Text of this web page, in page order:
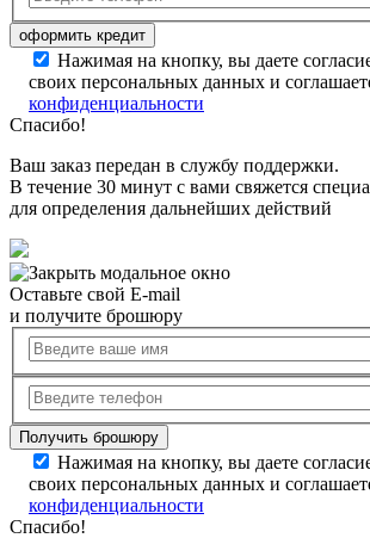
Нажимая на кнопку, вы даете
своих персональных данных и
конфиденциальности
Спасибо!
Ваш заказ передан в службу поддержки.
В течение 30 минут с вами свяжется
для определения дальнейших действий
Оставьте свой E-mail
и получите брошюру
Нажимая на кнопку, вы даете
своих персональных данных и
конфиденциальности
Спасибо!